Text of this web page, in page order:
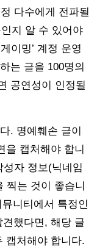
다수에게 전파될
지 알 수 있어야
이밍’ 계정 운영
는 글을 100명의
공연성이 인정될
. 명예훼손 글이
을 캡처해야 합니
자 정보(닉네임
찍는 것이 좋습니
뮤니티에서 특정인
했다면, 해당 글
캡처해야 합니다.